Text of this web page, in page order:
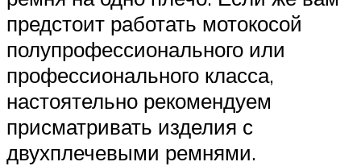
предстоит работать мотокосой
полупрофессионального или
профессионального класса,
настоятельно рекомендуем
присматривать изделия с
двухплечевыми ремнями.